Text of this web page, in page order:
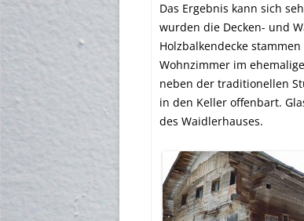
Das Ergebnis kann sich
wurden die Decken- und
Holzbalkendecke
Wohnzimmer im
neben der traditionellen
in den Keller offenbart.
des Waidlerhauses.